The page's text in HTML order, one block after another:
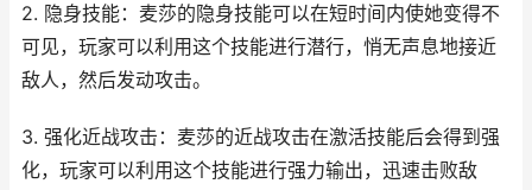
2. 隐身技能：麦莎的隐身技能可以在短时间内使她变得不
可见，玩家可以利用这个技能进行潜行，悄无声息地接近
敌人，然后发动攻击。
3. 强化近战攻击：麦莎的近战攻击在激活技能后会得到强
化，玩家可以利用这个技能进行强力输出，迅速击败敌